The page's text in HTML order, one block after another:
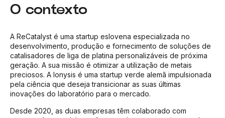
O contexto
A ReCatalyst é uma startup eslovena especializada no
desenvolvimento, produção e fornecimento de soluções de
catalisadores de liga de platina personalizáveis de próxima
geração. A sua missão é otimizar a utilização de metais
preciosos. A Ionysis é uma startup verde alemã impulsionada
pela ciência que deseja transicionar as suas últimas
inovações do laboratório para o mercado.
Desde 2020, as duas empresas têm colaborado com